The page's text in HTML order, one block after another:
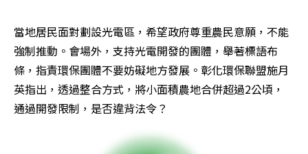
當地居民面對劃設光電區，希望政府尊重農民意願，不能
強制推動。會場外，支持光電開發的團體，舉著標語布
條，指責環保團體不要妨礙地方發展。彰化環保聯盟施月
英指出，透過整合方式，將小面積農地合併超過2公頃，
通過開發限制，是否違背法令？